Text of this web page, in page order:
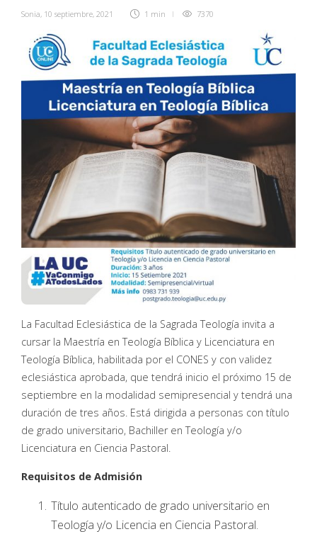
Sonia, 10 septiembre, 2021 1 min 7370
La Facultad Eclesiástica de la Sagrada Teología invita a
cursar la Maestría en Teología Bíblica y Licenciatura en
Teología Bíblica, habilitada por el CONES y con validez
eclesiástica aprobada, que tendrá inicio el próximo 15 de
septiembre en la modalidad semipresencial y tendrá una
duración de tres años. Está dirigida a personas con título
de grado universitario, Bachiller en Teología y/o
Licenciatura en Ciencia Pastoral.
Requisitos de Admisión
Título autenticado de grado universitario en
Teología y/o Licencia en Ciencia Pastoral.